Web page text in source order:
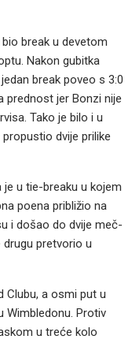
break u devetom
Nakon gubitka
break poveo s 3:0
prednost jer Bonzi nije
Tako je bilo i u
dvije prilike
u tie-breaku u kojem
poena približio na
i došao do dvije meč-
pretvorio u
Clubu, a osmi put u
Wimbledonu. Protiv
u treće kolo